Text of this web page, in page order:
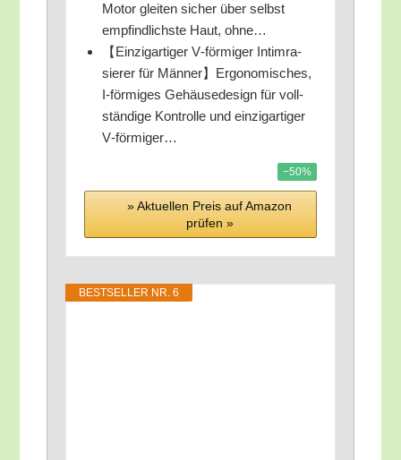
Motor glei­ten sicher über selbst
emp­find­lichs­te Haut, ohne…
【Ein­zig­ar­ti­ger V‑förmiger Intim­ra­
sie­rer für Männer】Ergonomisches,
I‑förmiges Gehäu­se­de­sign für voll­
stän­di­ge Kon­trol­le und ein­zig­ar­ti­ger
V‑förmiger…
−50%
» Aktu­el­len Preis auf Ama­zon
prü­fen »
BEST­SEL­LER NR. 6